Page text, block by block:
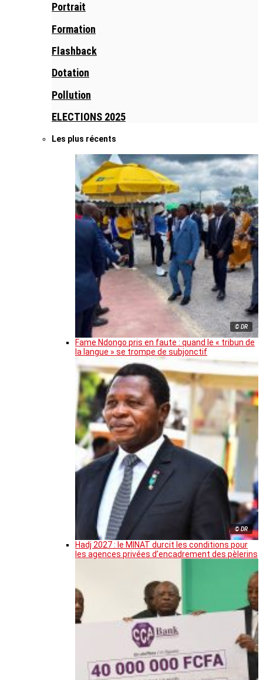
Portrait
Formation
Flashback
Dotation
Pollution
ELECTIONS 2025
Les plus récents
© DR
Fame Ndongo pris en faute : quand le « tribun de
la langue » se trompe de subjonctif
© DR
Hadj 2027 : le MINAT durcit les conditions pour
les agences privées d’encadrement des pèlerins